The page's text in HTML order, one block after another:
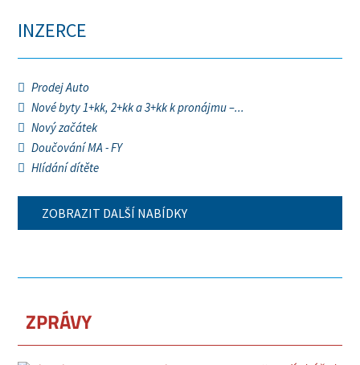
INZERCE
Prodej Auto
Nové byty 1+kk, 2+kk a 3+kk k pronájmu –...
Nový začátek
Doučování MA - FY
Hlídání dítěte
ZOBRAZIT DALŠÍ NABÍDKY
ZPRÁVY